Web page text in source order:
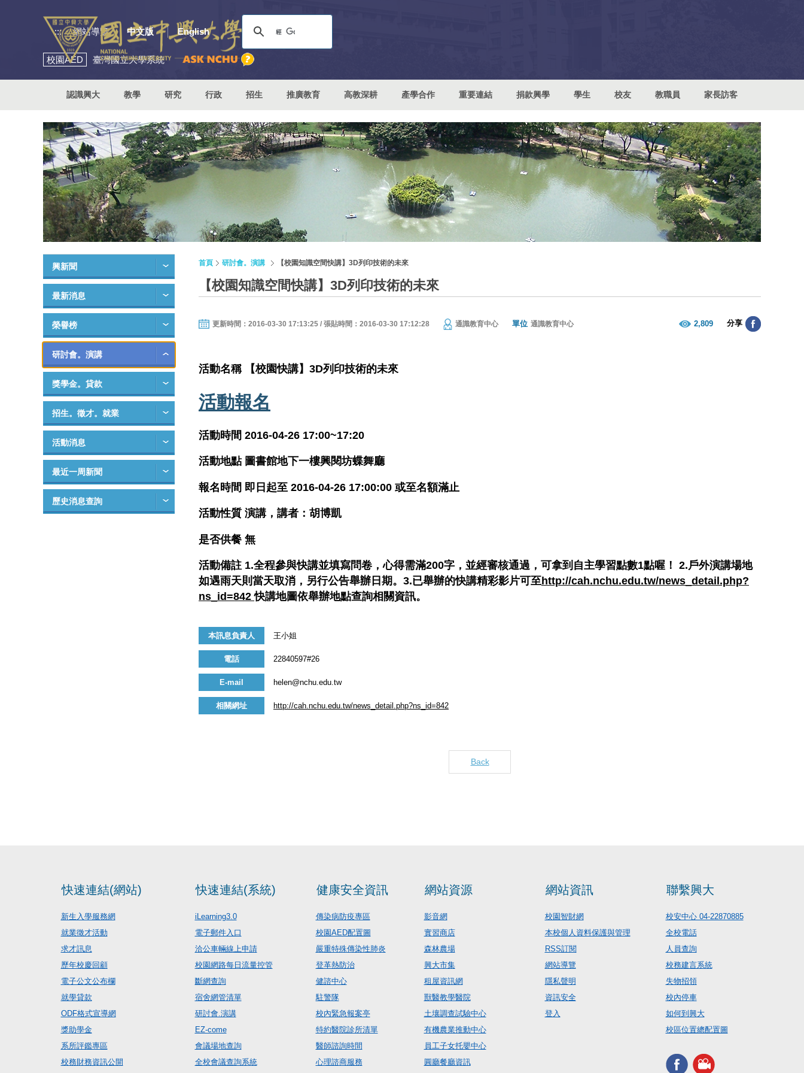
::: 網站導覽 中文版 English
校園AED 臺灣國立大學系統
認識興大 教學 研究 行政 招生 推廣教育 高教深耕 產學合作 重要連結 捐款興學 學生 校友 教職員 家長訪客
興新聞
最新消息
榮譽榜
研討會。演講
獎學金。貸款
招生。徵才。就業
活動消息
最近一周新聞
歷史消息查詢
首頁 研討會。演講 【校園知識空間快講】3D列印技術的未來
【校園知識空間快講】3D列印技術的未來
更新時間：2016-03-30 17:13:25 / 張貼時間：2016-03-30 17:12:28 通識教育中心 單位 通識教育中心 2,809 分享
活動名稱 【校園快講】3D列印技術的未來
活動報名
活動時間 2016-04-26 17:00~17:20
活動地點 圖書館地下一樓興閱坊蝶舞廳
報名時間 即日起至 2016-04-26 17:00:00 或至名額滿止
活動性質 演講，講者：胡博凱
是否供餐 無
活動備註 1.全程參與快講並填寫問卷，心得需滿200字，並經審核通過，可拿到自主學習點數1點喔！ 2.戶外演講場地
如遇雨天則當天取消，另行公告舉辦日期。3.已舉辦的快講精彩影片可至http://cah.nchu.edu.tw/news_detail.php?
ns_id=842快講地圖依舉辦地點查詢相關資訊。
本訊息負責人 王小姐
電話 22840597#26
E-mail helen@nchu.edu.tw
相關網址 http://cah.nchu.edu.tw/news_detail.php?ns_id=842
Back
快速連結(網站)
新生入學服務網
就業徵才活動
求才訊息
歷年校慶回顧
電子公文公布欄
就學貸款
ODF格式宣導網
獎助學金
系所評鑑專區
校務財務資訊公開
快速連結(系統)
iLearning3.0
電子郵件入口
洽公車輛線上申請
校園網路每日流量控管
斷網查詢
宿舍網管清單
研討會.演講
EZ-come
會議場地查詢
全校會議查詢系統
健康安全資訊
傳染病防疫專區
校園AED配置圖
嚴重特殊傳染性肺炎
登革熱防治
健諮中心
駐警隊
校內緊急報案亭
特約醫院診所清單
醫師諮詢時間
心理諮商服務
網站資源
影音網
實習商店
森林農場
興大市集
租屋資訊網
獸醫教學醫院
土壤調查試驗中心
有機農業推動中心
員工子女托嬰中心
圓廳餐廳資訊
網站資訊
校園智財網
本校個人資料保護與管理
RSS訂閱
網站導覽
隱私聲明
資訊安全
登入
聯繫興大
校安中心 04-22870885
全校電話
人員查詢
校務建言系統
失物招領
校內停車
如何到興大
校區位置總配置圖